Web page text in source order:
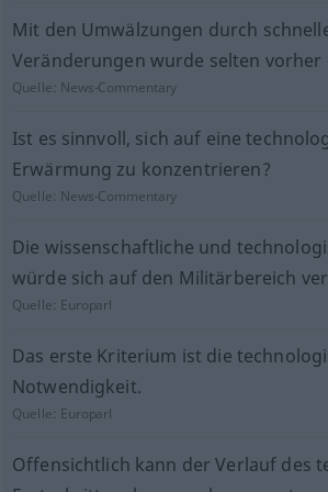
Mit den Umwälzungen durch
Veränderungen wurde selten vorher
Quelle: News-Commentary
Ist es sinnvoll, sich auf eine
Erwärmung zu konzentrieren?
Quelle: News-Commentary
Die wissenschaftliche und
würde sich auf den Militärbereich
Quelle: Europarl
Das erste Kriterium ist die
Notwendigkeit.
Quelle: Europarl
Offensichtlich kann der Verlauf des